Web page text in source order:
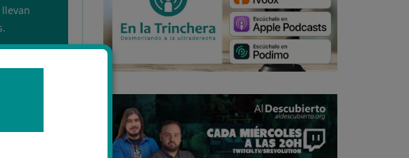
en un bulo,